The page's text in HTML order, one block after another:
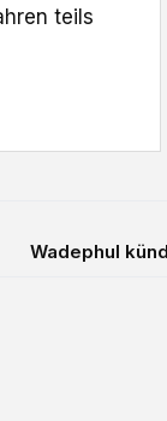
teils
Wadephul